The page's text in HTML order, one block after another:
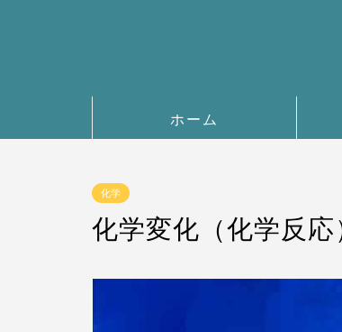
ホーム
化学
化学変化（化学反応